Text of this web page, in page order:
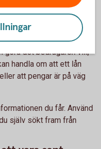
att få dig att fatta
göra det bedragaren vill,
handla om att ett lån
att pengar är på väg
du får. Använd
själv sökt fram från